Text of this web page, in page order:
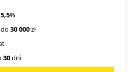
%
do 30 000zł
30dni